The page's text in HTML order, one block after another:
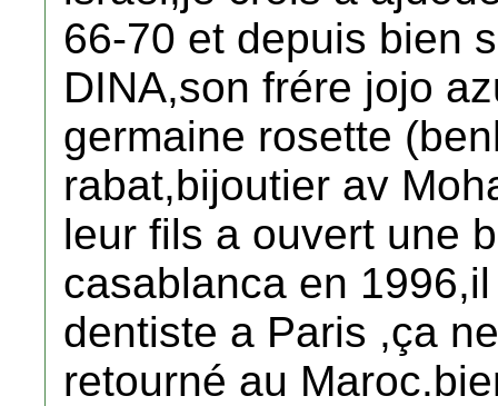
66-70 et depuis bien
DINA,son frére jojo
germaine rosette
rabat,bijoutier av
leur fils a ouvert une
casablanca en
dentiste a Paris ,ça
retourné au